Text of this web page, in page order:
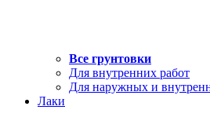
Все грунтовки
Для внутренних работ
Для наружных и
Лаки